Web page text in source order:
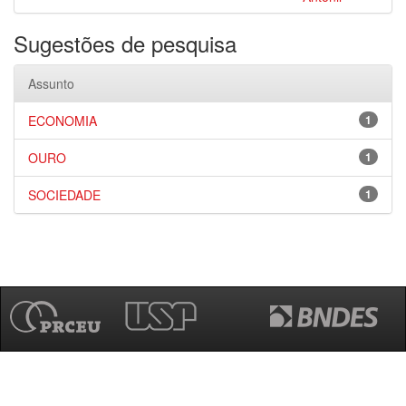
Sugestões de pesquisa
Assunto
1
ECONOMIA
1
OURO
1
SOCIEDADE